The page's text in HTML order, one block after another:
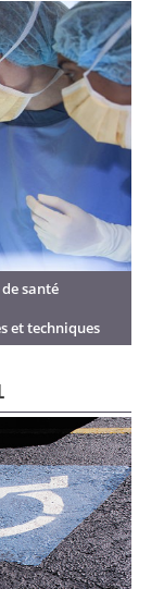
santé
et techniques